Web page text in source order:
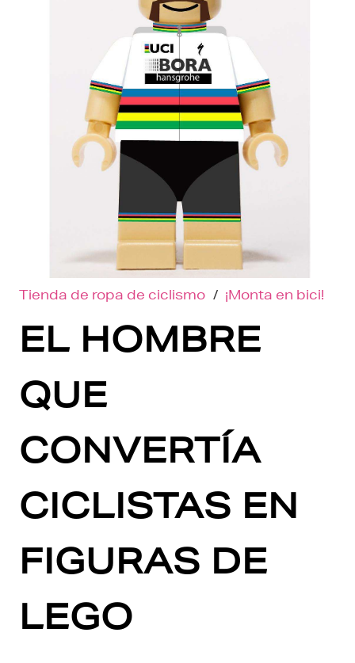
Tienda de ropa de ciclismo / ¡Monta en bici!
EL HOMBRE
QUE
CONVERTÍA
CICLISTAS EN
FIGURAS DE
LEGO